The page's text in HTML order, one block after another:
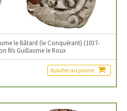
le Bâtard (le Conquérant) (1037-
fils Guillaume le Roux
Ajouter au panier